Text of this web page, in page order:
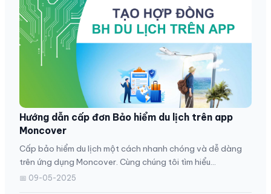
Hướng dẫn cấp đơn Bảo hiểm du lịch trên app
Moncover
Cấp bảo hiểm du lịch một cách nhanh chóng và dễ dàng
trên ứng dụng Moncover. Cùng chúng tôi tìm hiểu...
📅 09-05-2025